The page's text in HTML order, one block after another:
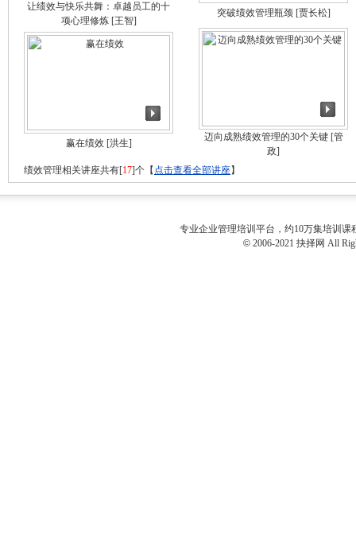
让绩效与快乐共舞：卓越员工的十
项心理修炼[王智]
突破绩效管理瓶颈[贾长松]
赢在绩效[洪生]
迈向成熟绩效管理的30个关键[管
政]
绩效管理相关讲座共有[17]个【 点击查看全部讲座】
专业企业管理培训 平台，约10万集培训课
© 2006-2021 抉择网 All